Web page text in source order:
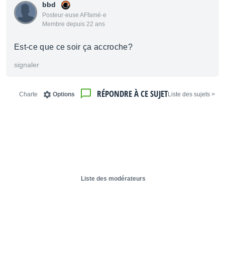
bbd
Posteur·euse AFfamé·e
Membre depuis 22 ans
Est-ce que ce soir ça accroche?
signaler
< Liste des sujets
RÉPONDRE À CE SUJET
Options
Charte
Liste des modérateurs